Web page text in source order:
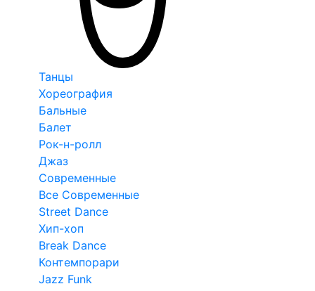
Танцы
Хореография
Бальные
Балет
Рок-н-ролл
Джаз
Современные
Все Современные
Street Dance
Хип-хоп
Break Dance
Контемпорари
Jazz Funk